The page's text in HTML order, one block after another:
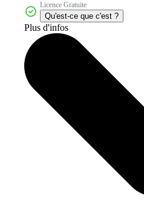
Licence Gratuite
Qu'est-ce que c'est ?
Plus d'infos